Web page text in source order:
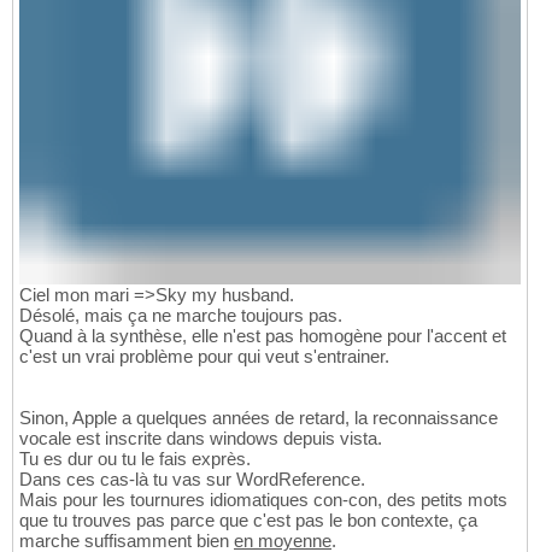
Ciel mon mari =>Sky my husband.
Désolé, mais ça ne marche toujours pas.
Quand à la synthèse, elle n'est pas homogène pour l'accent et
c'est un vrai problème pour qui veut s'entrainer.
Sinon, Apple a quelques années de retard, la reconnaissance
vocale est inscrite dans windows depuis vista.
Tu es dur ou tu le fais exprès.
Dans ces cas-là tu vas sur WordReference.
Mais pour les tournures idiomatiques con-con, des petits mots
que tu trouves pas parce que c'est pas le bon contexte, ça
marche suffisamment bien en moyenne.